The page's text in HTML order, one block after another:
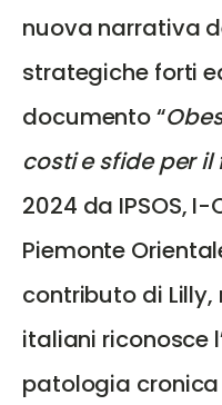
nuova narrativa
strategiche forti
documento“
costi e sfide per il
2024 da IPSOS,
Piemonte
contributo di
italiani riconosce
patologia